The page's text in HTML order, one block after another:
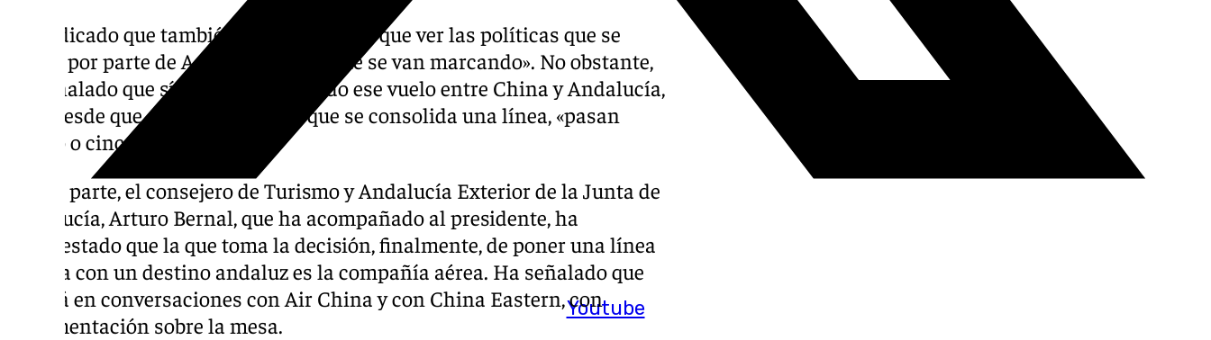
Youtube
Ha indicado que también tienen «mucho que ver las políticas que se
hacen por parte de Aena y las rutas que se van marcando». No obstante,
ha señalado que sí se está estudiando ese vuelo entre China y Andalucía,
pero desde que se empieza hasta que se consolida una línea, «pasan
cuatro o cinco años».
Por su parte, el consejero de Turismo y Andalucía Exterior de la Junta de
Andalucía, Arturo Bernal, que ha acompañado al presidente, ha
manifestado que la que toma la decisión, finalmente, de poner una línea
directa con un destino andaluz es la compañía aérea. Ha señalado que
se está en conversaciones con Air China y con China Eastern, con
documentación sobre la mesa.